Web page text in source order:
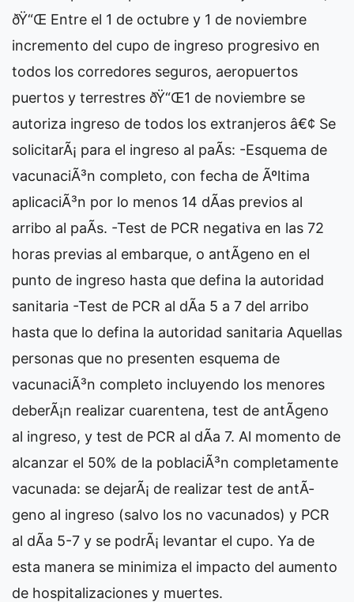
ðŸ“Œ Entre el 1 de octubre y 1 de noviembre
incremento del cupo de ingreso progresivo en
todos los corredores seguros, aeropuertos
puertos y terrestres ðŸ“Œ1 de noviembre se
autoriza ingreso de todos los extranjeros â€¢ Se
solicitarÃ¡ para el ingreso al paÃ­s: -Esquema de
vacunaciÃ³n completo, con fecha de Ãºltima
aplicaciÃ³n por lo menos 14 dÃ­as previos al
arribo al paÃ­s. -Test de PCR negativa en las 72
horas previas al embarque, o antÃ­geno en el
punto de ingreso hasta que defina la autoridad
sanitaria -Test de PCR al dÃ­a 5 a 7 del arribo
hasta que lo defina la autoridad sanitaria Aquellas
personas que no presenten esquema de
vacunaciÃ³n completo incluyendo los menores
deberÃ¡n realizar cuarentena, test de antÃ­geno
al ingreso, y test de PCR al dÃ­a 7. Al momento de
alcanzar el 50% de la poblaciÃ³n completamente
vacunada: se dejarÃ¡ de realizar test de antÃ­
geno al ingreso (salvo los no vacunados) y PCR
al dÃ­a 5-7 y se podrÃ¡ levantar el cupo. Ya de
esta manera se minimiza el impacto del aumento
de hospitalizaciones y muertes.